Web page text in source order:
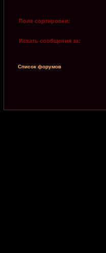
Поле сортировки:
Искать сообщения за:
Список форумов